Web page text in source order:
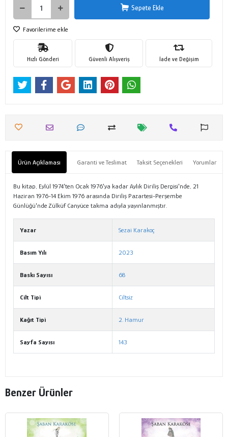
Sepete Ekle
Favorilerime ekle
Hızlı Gönderi Güvenli Alışveriş İade ve Değişim
Ürün Açıklaması Garanti ve Teslimat Taksit Seçenekleri Yorumlar
Bu kitap, Eylül 1974'ten Ocak 1976'ya kadar Aylık Diriliş Dergisi'nde, 21
Haziran 1976-14 Ekim 1976 arasında Diriliş Pazartesi-Perşembe
Günlüğü'nde Zülküf Canyüce takma adıyla yayınlanmıştır.
Yazar Sezai Karakoç
Basım Yılı 2023
Baskı Sayısı 68
Cilt Tipi Ciltsiz
Kağıt Tipi 2. Hamur
Sayfa Sayısı 143
Benzer Ürünler